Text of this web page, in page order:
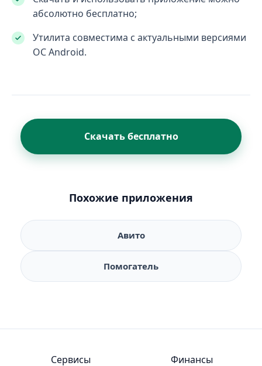
абсолютно бесплатно;
Утилита совместима с актуальными версиями
ОС Android.
Скачать бесплатно
Похожие приложения
Авито
Помогатель
Сервисы Финансы